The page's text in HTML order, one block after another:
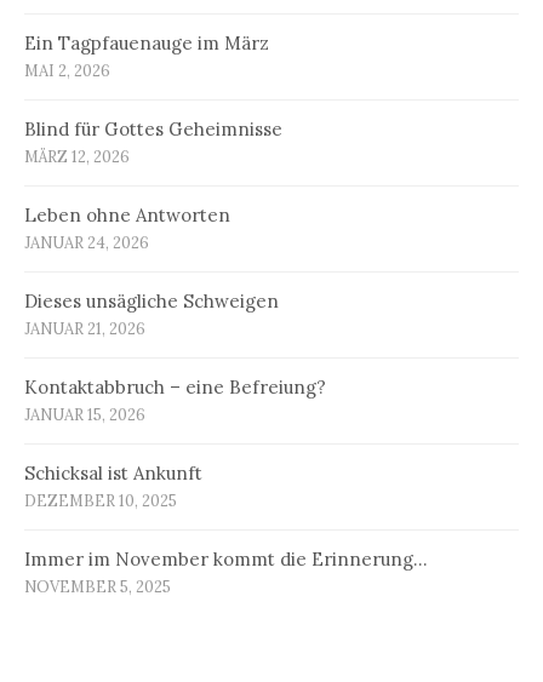
Ein Tagpfauenauge im März
MAI 2, 2026
Blind für Gottes Geheimnisse
MÄRZ 12, 2026
Leben ohne Antworten
JANUAR 24, 2026
Dieses unsägliche Schweigen
JANUAR 21, 2026
Kontaktabbruch – eine Befreiung?
JANUAR 15, 2026
Schicksal ist Ankunft
DEZEMBER 10, 2025
Immer im November kommt die Erinnerung…
NOVEMBER 5, 2025